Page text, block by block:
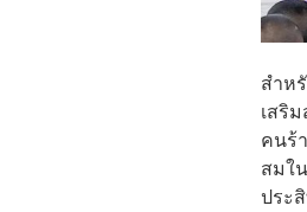
สำห
เสริ
คนร้
สมใ
ประ